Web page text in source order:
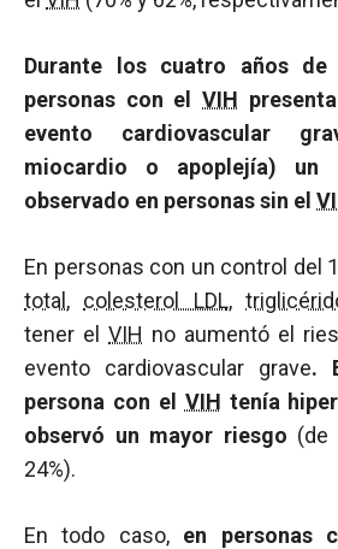
Durante los cuatro años de
personas con elVIH
evento cardiovascular
miocardio o apoplejía) un
observado en personas sin el
En personas con un control del
total , colesterol LDL,
tener el VIH no aumentó el
evento cardiovascular grave.
persona con el VIH tenía
observó un mayor riesgo (de
24%).
En todo caso,en personas